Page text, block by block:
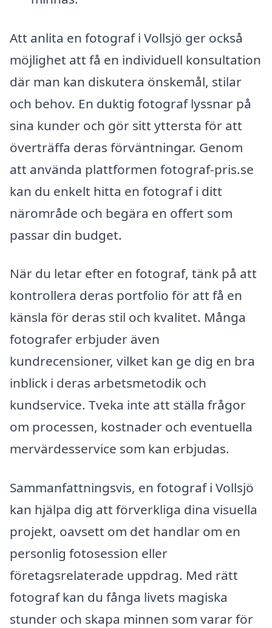
Att anlita en fotograf i Vollsjö ger också
möjlighet att få en individuell konsultation
där man kan diskutera önskemål, stilar
och behov. En duktig fotograf lyssnar på
sina kunder och gör sitt yttersta för att
överträffa deras förväntningar. Genom
att använda plattformen fotograf-pris.se
kan du enkelt hitta en fotograf i ditt
närområde och begära en offert som
passar din budget.
När du letar efter en fotograf, tänk på att
kontrollera deras portfolio för att få en
känsla för deras stil och kvalitet. Många
fotografer erbjuder även
kundrecensioner, vilket kan ge dig en bra
inblick i deras arbetsmetodik och
kundservice. Tveka inte att ställa frågor
om processen, kostnader och eventuella
mervärdesservice som kan erbjudas.
Sammanfattningsvis, en fotograf i Vollsjö
kan hjälpa dig att förverkliga dina visuella
projekt, oavsett om det handlar om en
personlig fotosession eller
företagsrelaterade uppdrag. Med rätt
fotograf kan du fånga livets magiska
stunder och skapa minnen som varar för